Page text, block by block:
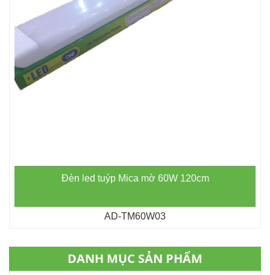
Đèn led tuýp Mica mờ 60W 120cm
AD-TM60W03
DANH MỤC SẢN PHẨM